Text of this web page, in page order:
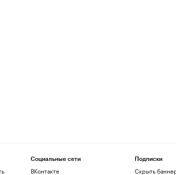
Социальные сети
ВКонтакте
Подписки
Скрыть